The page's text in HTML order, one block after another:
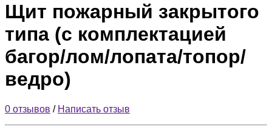
Щит пожарный закрытого
типа (с комплектацией
багор/лом/лопата/топор/
ведро)
0 отзывов / Написать отзыв